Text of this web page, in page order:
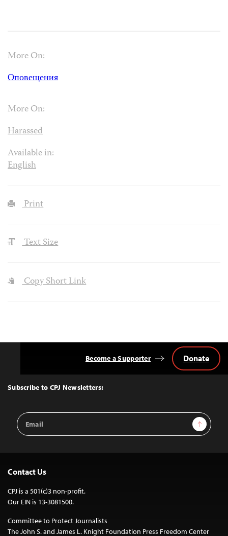
More On:
Оповещения
More On:
Harassed
Available in:
English
Print
Text Size
Copy Short Link
Top
Subscribe to CPJ Newsletters:
Email
Address
Sign Up
Become a Supporter Donate
Contact Us
CPJ is a 501(c)3 non-profit.
Our EIN is 13-3081500.
Committee to Protect Journalists
The John S. and James L. Knight Foundation Press Freedom Center